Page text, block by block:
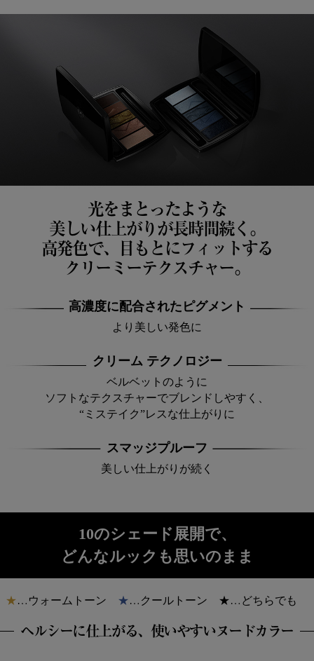
光をまとったような
美しい仕上がりが長時間続く。
高発色で、目もとにフィットする
クリーミーテクスチャー。
高濃度に配合されたピグメント
より美しい発色に
クリーム テクノロジー
ベルベットのように
ソフトなテクスチャーでブレンドしやすく、
“ミステイク”レスな仕上がりに
スマッジプルーフ
美しい仕上がりが続く
10のシェード展開で、
どんなルックも思いのまま
★ …ウォームトーン ★ …クールトーン ★…どちらでも
ヘルシーに仕上がる、使いやすいヌードカラー